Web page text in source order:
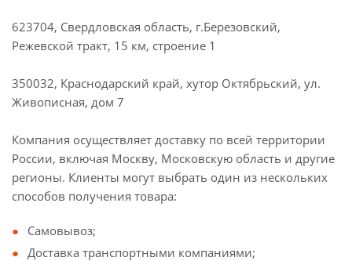
623704, Свердловская область, г.Березовский,
Режевской тракт, 15 км, строение 1
350032, Краснодарский край, хутор Октябрьский, ул.
Живописная, дом 7
Компания осуществляет доставку по всей территории
России, включая Москву, Московскую область и другие
регионы. Клиенты могут выбрать один из нескольких
способов получения товара:
Самовывоз;
Доставка транспортными компаниями;